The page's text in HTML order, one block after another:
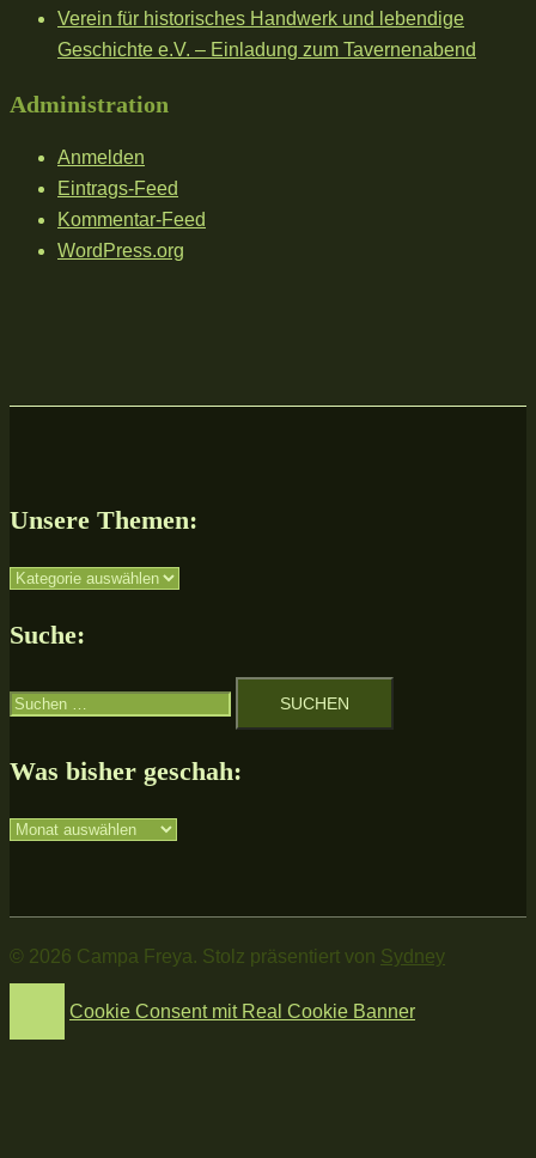
Verein für historisches Handwerk und lebendige
Geschichte e.V. – Einladung zum Tavernenabend
Administration
Anmelden
Eintrags-Feed
Kommentar-Feed
WordPress.org
Unsere Themen:
Unsere
Suche:
Suchen
nach:
Was bisher geschah:
Was
© 2026 Campa Freya. Stolz präsentiert von Sydney
Cookie Consent mit Real Cookie Banner